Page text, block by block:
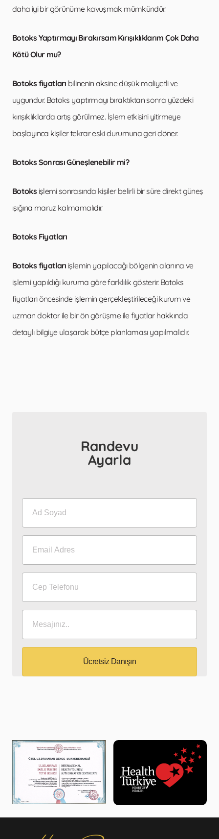
daha iyi bir görünüme kavuşmak mümkündür.
Botoks Yaptırmayı Bırakırsam Kırışıklıklarım Çok Daha
Kötü Olur mu?
Botoks fiyatları bilinenin aksine düşük maliyetli ve
uygundur. Botoks yaptırmayı bıraktıktan sonra yüzdeki
kırışıklıklarda artış görülmez. İşlem etkisini yitirmeye
başlayınca kişiler tekrar eski durumuna geri döner.
Botoks Sonrası Güneşlenebilir mi?
Botoksişlemi sonrasında kişiler belirli bir süre direkt güneş
ışığına maruz kalmamalıdır.
Botoks Fiyatları
Botoks fiyatları işlemin yapılacağı bölgenin alanına ve
işlemi yapıldığı kuruma göre farklılık gösterir. Botoks
fiyatları öncesinde işlemin gerçekleştirileceği kurum ve
uzman doktor ile bir ön görüşme ile fiyatlar hakkında
detaylı bilgiye ulaşarak bütçe planlaması yapılmalıdır.
Randevu
Ayarla